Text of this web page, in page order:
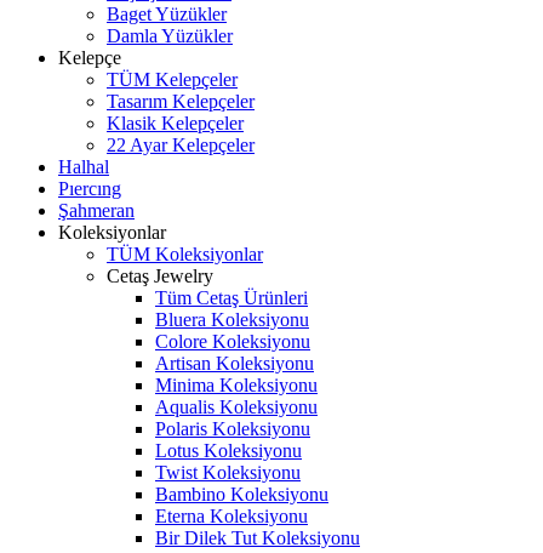
Baget Yüzükler
Damla Yüzükler
Kelepçe
TÜM Kelepçeler
Tasarım Kelepçeler
Klasik Kelepçeler
22 Ayar Kelepçeler
Halhal
Pıercıng
Şahmeran
Koleksiyonlar
TÜM Koleksiyonlar
Cetaş Jewelry
Tüm Cetaş Ürünleri
Bluera Koleksiyonu
Colore Koleksiyonu
Artisan Koleksiyonu
Minima Koleksiyonu
Aqualis Koleksiyonu
Polaris Koleksiyonu
Lotus Koleksiyonu
Twist Koleksiyonu
Bambino Koleksiyonu
Eterna Koleksiyonu
Bir Dilek Tut Koleksiyonu